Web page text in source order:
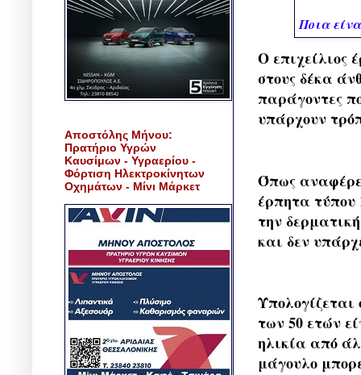
Ποια
Ο επιχείλιος
στους δέκα
παράγοντες
υπάρχουν
Όπως
έρπητα τύπου
την
και δεν
των 50 ετών
ηλικία από
μάγουλο
Αποστόλης Μήνου:
Πρατήριο Υγρών
Καυσίμων - Υγραερίου -
Φόρτιση Ηλεκτροκίνητων
Οχημάτων - Μίνι Μάρκετ